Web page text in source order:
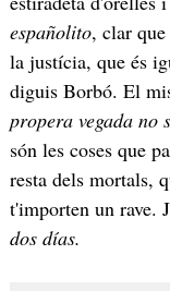
españolito, clar que
la justícia, que és
diguis Borbó. El
propera vegada
són les coses que
resta dels mortals,
t'importen un rave.
dos días.